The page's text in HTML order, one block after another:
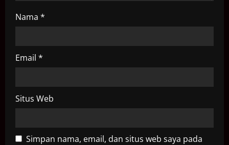
Nama *
Email *
Situs Web
Simpan nama, email, dan situs web saya pada